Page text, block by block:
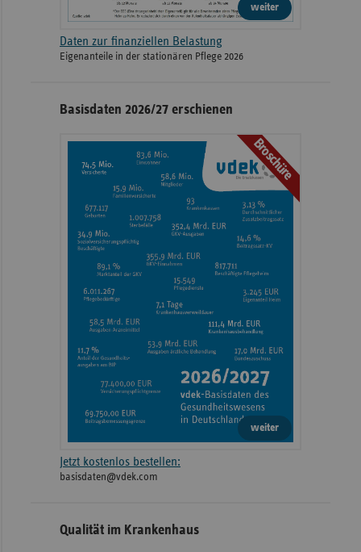
weiter
Daten zur finanziellen Belastung
Eigenanteile in der stationären Pflege 2026
Basisdaten 2026/27 erschienen
Broschüre
weiter
Jetzt kostenlos bestellen:
basisdaten@vdek.com
Qualität im Krankenhaus